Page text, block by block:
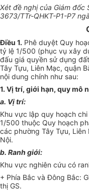
Xét đề nghị của Giám đốc
3673/TTr-QHKT-P1-P7
Điều 1. Phê duyệt Quy
tỷ lệ 1/500 (phục vụ xây
đấu giá quyền sử dụng
Tây Tựu, Liên Mạc, quận
nội dung chính như sau:
1. Vị trí, giới hạn, quy mô
a. Vị trí:
Khu vực lập quy hoạch
1/500 thuộc Quy hoạch
các phường Tây Tựu, Liên
Nội.
b. Ranh giới:
Khu vực nghiên cứu có
+ Phía Bắc và Đông Bắc:
thị GS.